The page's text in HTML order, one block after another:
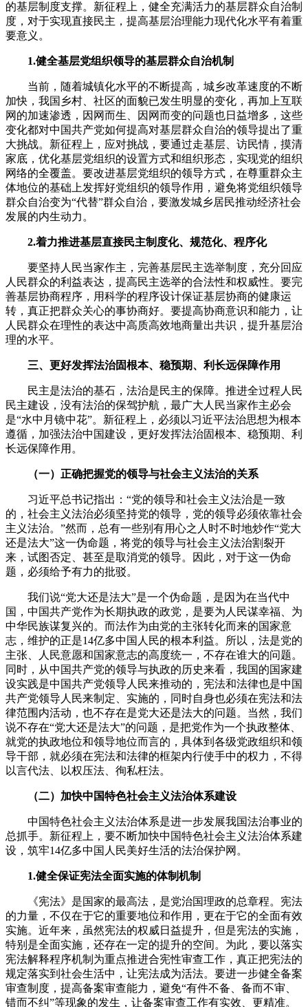
的基层制度支撑。新征程上，健全充满活力的基层群众自治制
度，对于实现直接民主，提高基层治理能力现代化水平有着重
要意义。
1.健全基层党组织领导的基层群众自治机制
当前，随着城镇化水平的不断提高，城乡改革速度的不断
加快，我国乡村、社区的面貌已发生明显的变化，再加上互联
网的加速渗透，因网而生、因网而变的问题也日益增多，这些
变化都对中国共产党如何提高对基层群众自治的领导提出了重
大挑战。新征程上，应对挑战，要通过走基层、访民情，摸清
家底，优化基层党组织的设置方式和组织形态，实现党的组织
网络的全覆盖。要改进基层党组织的领导方式，在尊重群众主
体地位的基础上发挥好党组织的领导作用，避免将党组织领导
群众自治变为“代替”群众自治，要激发城乡居民推动经济社会
发展的内生动力。
2.着力推进基层直接民主制度化、规范化、程序化
要坚持人民当家作主，完善基层民主选举制度，充分回应
人民群众的利益表达，提高民主选举的合法性和权威性。要完
善基层协商程序，用科学的程序设计保证基层协商的健康运
转，真正把群众关心的事协商好。要提高协商意识和能力，让
人民群众在理性的表达中高质高效地商量出共识，提升基层治
理的水平。
三、更好发挥法治固根本、稳预期、利长远保障作用
民主是法治的基石，法治是民主的保障。推进全过程人民
民主建设，没有法治的保驾护航，最广大人民当家作主必会
是“水中月镜中花”。新征程上，必须以习近平法治思想为根本
遵循，加强法治中国建设，更好发挥法治固根本、稳预期、利
长远保障作用。
（一）正确把握党的领导与社会主义法治的关系
习近平总书记指出：“党的领导和社会主义法治是一致
的，社会主义法治必须坚持党的领导，党的领导必须依靠社会
主义法治。”然而，总有一些别有用心之人时不时地炒作“党大
还是法大”这一伪命题，将党的领导与社会主义法治割裂开
来，试图否定、甚至是取消党的领导。因此，对于这一伪命
题，必须给予有力的批驳。
我们说“党大还是法大”是一个伪命题，是因为在当代中
国，中国共产党作为长期执政的政党，是要为人民谋幸福、为
中华民族谋复兴的。而法作为由党的主张转化而来的国家意
志，维护的正是14亿多中国人民的根本利益。所以，法是党的
主张、人民意愿和国家意志的高度统一，不存在谁大的问题。
同时，从中国共产党的领导与执政的历史来看，我国的国家建
设实践是中国共产党领导人民来推动的，宪法和法律也是中国
共产党领导人民来制定、实施的，同时自身也必须在宪法和法
律范围内活动，也不存在是党大还是法大的问题。当然，我们
说不存在“党大还是法大”的问题，是把党作为一个执政整体、
就党的执政地位和领导地位而言的，具体到各级党政组织和领
导干部，就必须在宪法和法律的框架内行使手中的权力，不得
以言代法、以权压法、徇私枉法。
（二）加快中国特色社会主义法治体系建设
中国特色社会主义法治体系是进一步发展我国法治事业的
总抓手。新征程上，要不断加快中国特色社会主义法治体系建
设，筑牢14亿多中国人民美好生活的法治保护网。
1.健全保证宪法全面实施的体制机制
《宪法》是国家的最高法，是党治国理政的总章程。宪法
的力量，不仅在于它的重要地位和作用，更在于它的全面有效
实施。近年来，虽然宪法的权威日益提升，但是宪法的实施，
特别是全面实施，还存在一定的提升的空间。为此，要以落实
宪法解释程序机制为重点推进合宪性审查工作，真正把宪法的
规定落实到社会生活中，让宪法成为活法。要进一步健全备案
审查制度，提高备案审查能力，避免“有件不备、备而不审、
错而不纠”等现象的发生，让备案审查工作有实效、更精准。